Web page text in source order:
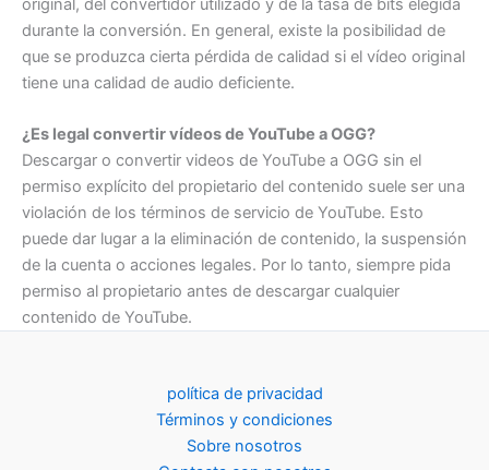
original, del convertidor utilizado y de la tasa de bits elegida
durante la conversión. En general, existe la posibilidad de
que se produzca cierta pérdida de calidad si el vídeo original
tiene una calidad de audio deficiente.
¿Es legal convertir vídeos de YouTube a OGG?
Descargar o convertir videos de YouTube a OGG sin el
permiso explícito del propietario del contenido suele ser una
violación de los términos de servicio de YouTube. Esto
puede dar lugar a la eliminación de contenido, la suspensión
de la cuenta o acciones legales. Por lo tanto, siempre pida
permiso al propietario antes de descargar cualquier
contenido de YouTube.
política de privacidad
Términos y condiciones
Sobre nosotros